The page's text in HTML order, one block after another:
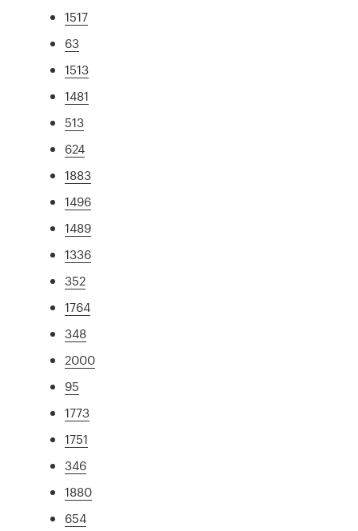
1517
63
1513
1481
513
624
1883
1496
1489
1336
352
1764
348
2000
95
1773
1751
346
1880
654